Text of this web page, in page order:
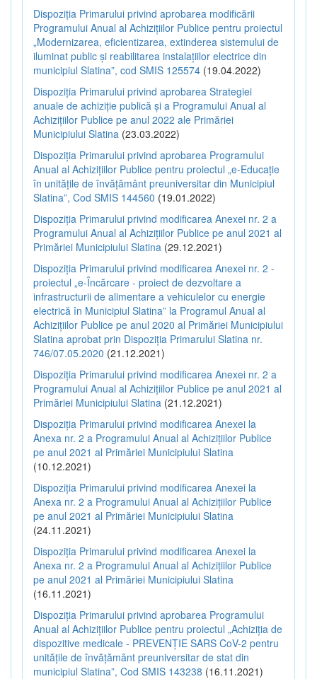
Dispoziția Primarului privind aprobarea modificării
Programului Anual al Achizițiilor Publice pentru proiectul
„Modernizarea, eficientizarea, extinderea sistemului de
iluminat public și reabilitarea instalațiilor electrice din
municipiul Slatina”, cod SMIS 125574 (19.04.2022)
Dispoziția Primarului privind aprobarea Strategiei
anuale de achiziție publică și a Programului Anual al
Achizițiilor Publice pe anul 2022 ale Primăriei
Municipiului Slatina (23.03.2022)
Dispoziția Primarului privind aprobarea Programului
Anual al Achizițiilor Publice pentru proiectul „e-Educație
în unitățile de învățământ preuniversitar din Municipiul
Slatina”, Cod SMIS 144560 (19.01.2022)
Dispoziția Primarului privind modificarea Anexei nr. 2 a
Programului Anual al Achizițiilor Publice pe anul 2021 al
Primăriei Municipiului Slatina (29.12.2021)
Dispoziția Primarului privind modificarea Anexei nr. 2 -
proiectul „e-Încărcare - proiect de dezvoltare a
infrastructurii de alimentare a vehiculelor cu energie
electrică în Municipiul Slatina” la Programul Anual al
Achizițiilor Publice pe anul 2020 al Primăriei Municipiului
Slatina aprobat prin Dispoziția Primarului Slatina nr.
746/07.05.2020 (21.12.2021)
Dispoziția Primarului privind modificarea Anexei nr. 2 a
Programului Anual al Achizițiilor Publice pe anul 2021 al
Primăriei Municipiului Slatina (21.12.2021)
Dispoziția Primarului privind modificarea Anexei la
Anexa nr. 2 a Programului Anual al Achizițiilor Publice
pe anul 2021 al Primăriei Municipiului Slatina
(10.12.2021)
Dispoziția Primarului privind modificarea Anexei la
Anexa nr. 2 a Programului Anual al Achizițiilor Publice
pe anul 2021 al Primăriei Municipiului Slatina
(24.11.2021)
Dispoziția Primarului privind modificarea Anexei la
Anexa nr. 2 a Programului Anual al Achizițiilor Publice
pe anul 2021 al Primăriei Municipiului Slatina
(16.11.2021)
Dispoziția Primarului privind aprobarea Programului
Anual al Achizițiilor Publice pentru proiectul „Achiziția de
dispozitive medicale - PREVENȚIE SARS CoV-2 pentru
unitățile de învățământ preuniversitar de stat din
municipiul Slatina”, Cod SMIS 143238 (16.11.2021)